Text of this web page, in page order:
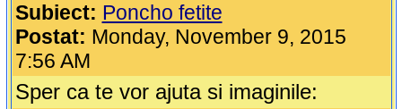
Subiect: Poncho fetite
Postat: Monday, November 9, 2015
7:56 AM
Sper ca te vor ajuta si imaginile: